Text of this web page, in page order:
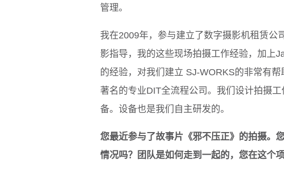
管理。
我在2009年，参与建立了数字摄影机租赁公
影指导，我的这些现场拍摄工作经验，加上
的经验，对我们建立 SJ-WORKS的非常有
著名的专业DIT全流程公司。我们设计拍摄
备。设备也是我们自主研发的。
您最近参与了故事片《邪不压正》的拍摄。
情况吗？团队是如何走到一起的，您在这个